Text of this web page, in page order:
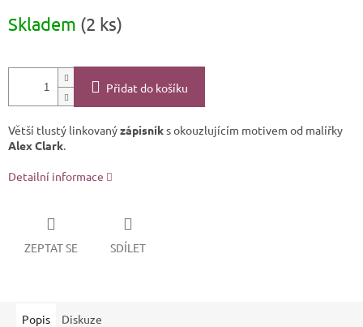
cena:
Skladem (2 ks)
Přidat do košíku
Větší tlustý linkovanýzápisníks okouzlujícím motivem od malířky
Alex Clark.
Detailní informace
ZEPTAT SE SDÍLET
Popis Diskuze